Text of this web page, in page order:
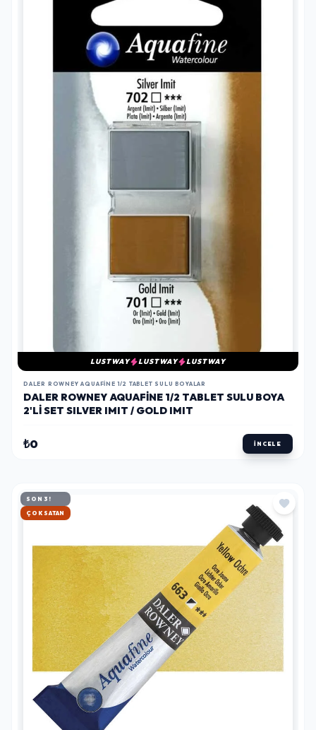
LUSTWAY LUSTWAY LUSTWAY
DALER ROWNEY AQUAFINE 1/2 TABLET SULU BOYALAR
DALER ROWNEY AQUAFINE 1/2 TABLET SULU BOYA
2'LI SET SILVER IMIT / GOLD IMIT
₺0 İNCELE
SON 3!
HIZLI KARGO